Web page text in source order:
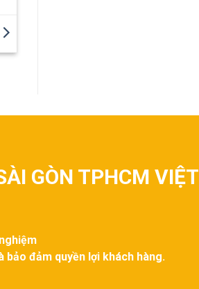
GÒN TPHCM VIỆT
đảm quyền lợi khách hàng.